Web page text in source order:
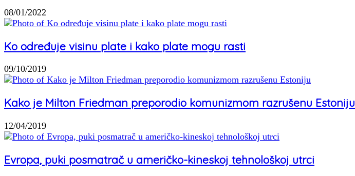
08/01/2022
Ko određuje visinu plate i kako plate mogu rasti
09/10/2019
Kako je Milton Friedman preporodio komunizmom razrušenu Estoniju
12/04/2019
Evropa, puki posmatrač u američko-kineskoj tehnološkoj utrci